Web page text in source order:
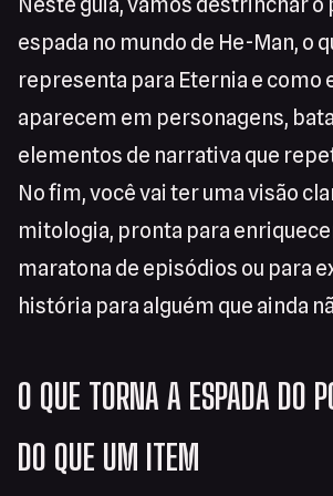
espada no mundo de He-Man, o
representa para Eternia e como
aparecem em personagens,
elementos de narrativa que
No fim, você vai ter uma visão
mitologia, pronta para
maratona de episódios ou para
história para alguém que ainda
O QUE TORNA A ESPADA DO
DO QUE UM ITEM